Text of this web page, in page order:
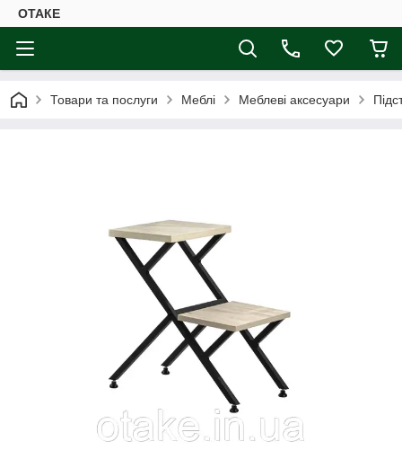
ОТАКЕ
Товари та послуги Меблі Меблеві аксесуари